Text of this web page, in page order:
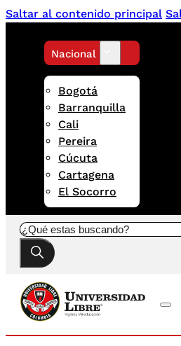
Saltar al contenido principal
Nacional
Bogotá
Barranquilla
Cali
Pereira
Cúcuta
Cartagena
El Socorro
Buscar